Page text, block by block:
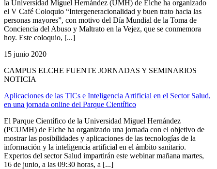
la Universidad Miguel Hernández (UMH) de Elche ha organizado
el V Café Coloquio “Intergeneracionalidad y buen trato hacia las
personas mayores”, con motivo del Día Mundial de la Toma de
Conciencia del Abuso y Maltrato en la Vejez, que se conmemora
hoy. Este coloquio, [...]
15 junio 2020
CAMPUS ELCHE FUENTE JORNADAS Y SEMINARIOS
NOTICIA
Aplicaciones de las TICs e Inteligencia Artificial en el Sector Salud,
en una jornada online del Parque Científico
El Parque Científico de la Universidad Miguel Hernández
(PCUMH) de Elche ha organizado una jornada con el objetivo de
mostrar las posibilidades y aplicaciones de las tecnologías de la
información y la inteligencia artificial en el ámbito sanitario.
Expertos del sector Salud impartirán este webinar mañana martes,
16 de junio, a las 09:30 horas, a [...]